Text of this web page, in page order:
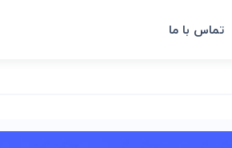
تماس با ما